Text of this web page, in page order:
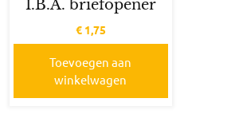
I.B.A. briefopener
€1,75
Toevoegen aan
winkelwagen